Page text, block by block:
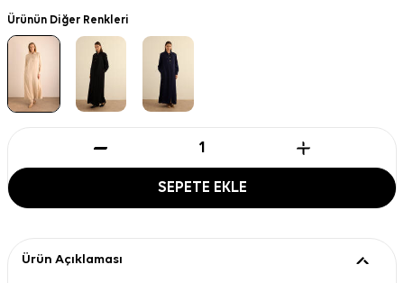
Ürünün Diğer Renkleri
SEPETE EKLE
Ürün Açıklaması